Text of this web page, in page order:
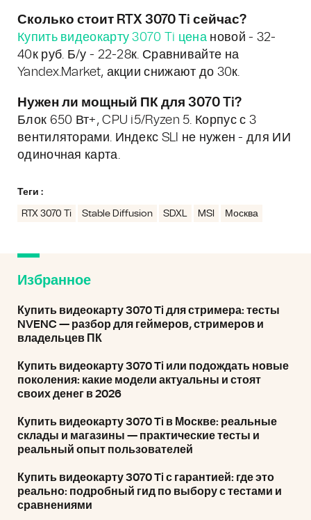
Сколько стоит RTX 3070 Ti сейчас?
Купить видеокарту 3070 Ti цена новой - 32-
40к руб. Б/у - 22-28к. Сравнивайте на
Yandex.Market, акции снижают до 30к.
Нужен ли мощный ПК для 3070 Ti?
Блок 650 Вт+, CPU i5/Ryzen 5. Корпус с 3
вентиляторами. Индекс SLI не нужен - для ИИ
одиночная карта.
Теги :
RTX 3070 Ti Stable Diffusion SDXL MSI Москва
Избранное
Купить видеокарту 3070 Ti для стримера: тесты
NVENC — разбор для геймеров, стримеров и
владельцев ПК
Купить видеокарту 3070 Ti или подождать новые
поколения: какие модели актуальны и стоят
своих денег в 2026
Купить видеокарту 3070 Ti в Москве: реальные
склады и магазины — практические тесты и
реальный опыт пользователей
Купить видеокарту 3070 Ti с гарантией: где это
реально: подробный гид по выбору с тестами и
сравнениями